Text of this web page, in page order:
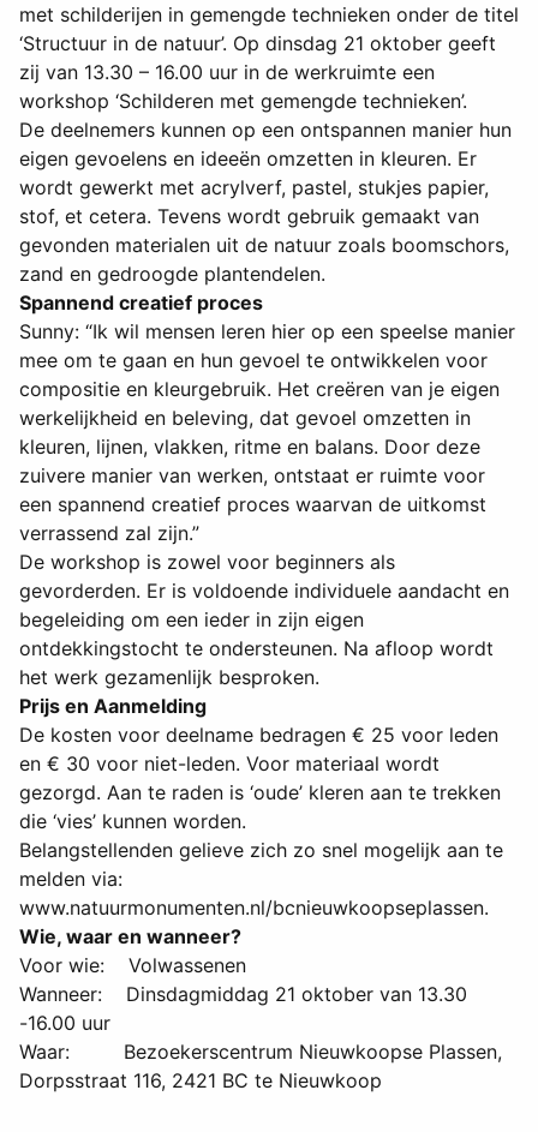
met schilderijen in gemengde technieken onder de titel
‘Structuur in de natuur’. Op dinsdag 21 oktober geeft
zij van 13.30 – 16.00 uur in de werkruimte een
workshop ‘Schilderen met gemengde technieken’.
De deelnemers kunnen op een ontspannen manier hun
eigen gevoelens en ideeën omzetten in kleuren. Er
wordt gewerkt met acrylverf, pastel, stukjes papier,
stof, et cetera. Tevens wordt gebruik gemaakt van
gevonden materialen uit de natuur zoals boomschors,
zand en gedroogde plantendelen.
Spannend creatief proces
Sunny: “Ik wil mensen leren hier op een speelse manier
mee om te gaan en hun gevoel te ontwikkelen voor
compositie en kleurgebruik. Het creëren van je eigen
werkelijkheid en beleving, dat gevoel omzetten in
kleuren, lijnen, vlakken, ritme en balans. Door deze
zuivere manier van werken, ontstaat er ruimte voor
een spannend creatief proces waarvan de uitkomst
verrassend zal zijn.”
De workshop is zowel voor beginners als
gevorderden. Er is voldoende individuele aandacht en
begeleiding om een ieder in zijn eigen
ontdekkingstocht te ondersteunen. Na afloop wordt
het werk gezamenlijk besproken.
Prijs en Aanmelding
De kosten voor deelname bedragen € 25 voor leden
en € 30 voor niet-leden. Voor materiaal wordt
gezorgd. Aan te raden is ‘oude’ kleren aan te trekken
die ‘vies’ kunnen worden.
Belangstellenden gelieve zich zo snel mogelijk aan te
melden via:
www.natuurmonumenten.nl/bcnieuwkoopseplassen.
Wie, waar en wanneer?
Voor wie: Volwassenen
Wanneer: Dinsdagmiddag 21 oktober van 13.30
-16.00 uur
Waar: Bezoekerscentrum Nieuwkoopse Plassen,
Dorpsstraat 116, 2421 BC te Nieuwkoop